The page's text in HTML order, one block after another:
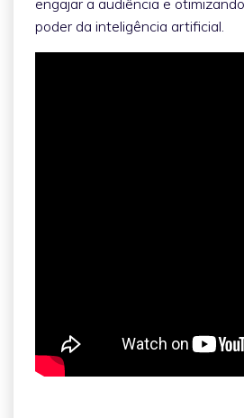
poder da inteligência artificial.